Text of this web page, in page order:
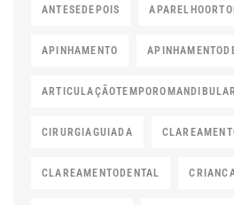
ANTESEDEPOIS
APINHAMENTO
ARTICULAÇÃOTEMPOROMANDIBULAR
CIRURGIAGUIADA
CLAREAMENTODENTAL